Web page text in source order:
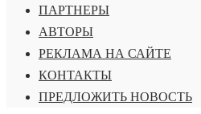
ПАРТНЕРЫ
АВТОРЫ
РЕКЛАМА НА САЙТЕ
КОНТАКТЫ
ПРЕДЛОЖИТЬ НОВОСТЬ